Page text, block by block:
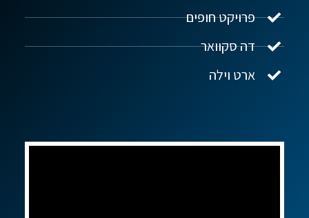
פרויקט חופים
דה סקוואר
ארט וילה
שלום! איך אפשר לעזור?